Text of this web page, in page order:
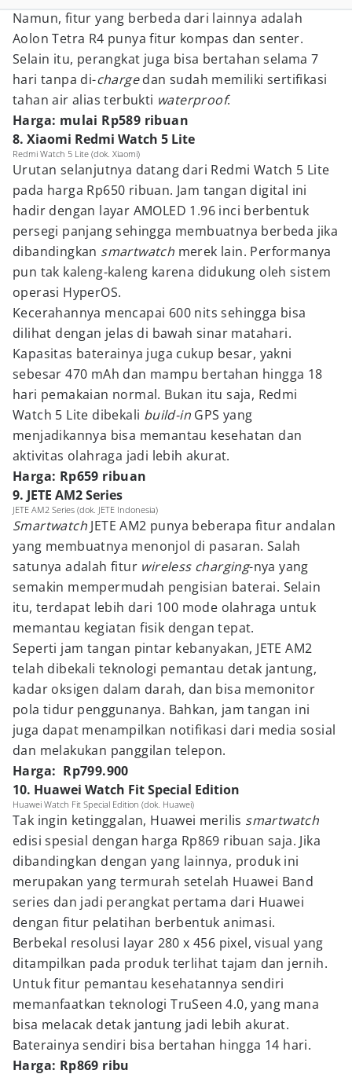
Namun, fitur yang berbeda dari lainnya adalah
Aolon Tetra R4 punya fitur kompas dan senter.
Selain itu, perangkat juga bisa bertahan selama 7
hari tanpa di-chargedan sudah memiliki sertifikasi
tahan air alias terbukti waterproof.
Harga: mulai Rp589 ribuan
8. Xiaomi Redmi Watch 5 Lite
Redmi Watch 5 Lite (dok. Xiaomi)
Urutan selanjutnya datang dari Redmi Watch 5 Lite
pada harga Rp650 ribuan. Jam tangan digital ini
hadir dengan layar AMOLED 1.96 inci berbentuk
persegi panjang sehingga membuatnya berbeda jika
dibandingkan smartwatch merek lain. Performanya
pun tak kaleng-kaleng karena didukung oleh sistem
operasi HyperOS.
Kecerahannya mencapai 600 nits sehingga bisa
dilihat dengan jelas di bawah sinar matahari.
Kapasitas baterainya juga cukup besar, yakni
sebesar 470 mAh dan mampu bertahan hingga 18
hari pemakaian normal. Bukan itu saja, Redmi
Watch 5 Lite dibekali build-in GPS yang
menjadikannya bisa memantau kesehatan dan
aktivitas olahraga jadi lebih akurat.
Harga: Rp659 ribuan
9. JETE AM2 Series
JETE AM2 Series (dok. JETE Indonesia)
Smartwatch JETE AM2 punya beberapa fitur andalan
yang membuatnya menonjol di pasaran. Salah
satunya adalah fitur wireless charging-nya yang
semakin mempermudah pengisian baterai. Selain
itu, terdapat lebih dari 100 mode olahraga untuk
memantau kegiatan fisik dengan tepat.
Seperti jam tangan pintar kebanyakan, JETE AM2
telah dibekali teknologi pemantau detak jantung,
kadar oksigen dalam darah, dan bisa memonitor
pola tidur penggunanya. Bahkan, jam tangan ini
juga dapat menampilkan notifikasi dari media sosial
dan melakukan panggilan telepon.
Harga: Rp799.900
10. Huawei Watch Fit Special Edition
Huawei Watch Fit Special Edition (dok. Huawei)
Tak ingin ketinggalan, Huawei merilis smartwatch
edisi spesial dengan harga Rp869 ribuan saja. Jika
dibandingkan dengan yang lainnya, produk ini
merupakan yang termurah setelah Huawei Band
series dan jadi perangkat pertama dari Huawei
dengan fitur pelatihan berbentuk animasi.
Berbekal resolusi layar 280 x 456 pixel, visual yang
ditampilkan pada produk terlihat tajam dan jernih.
Untuk fitur pemantau kesehatannya sendiri
memanfaatkan teknologi TruSeen 4.0, yang mana
bisa melacak detak jantung jadi lebih akurat.
Baterainya sendiri bisa bertahan hingga 14 hari.
Harga: Rp869 ribu